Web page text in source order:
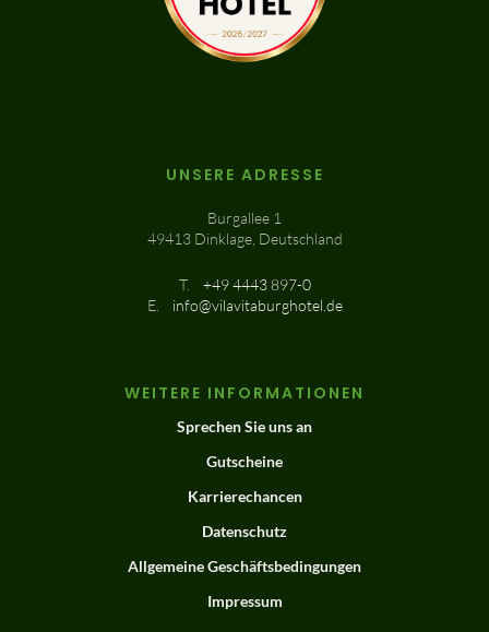
UNSERE ADRESSE
Burgallee 1
49413 Dinklage, Deutschland
T.
+49 4443 897-0
E.
info@vilavitaburghotel.de
WEITERE INFORMATIONEN
Sprechen Sie uns an
Gutscheine
Karrierechancen
Datenschutz
Allgemeine Geschäftsbedingungen
Impressum